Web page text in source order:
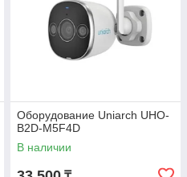
Оборудование Uniarch UHO-
B2D-M5F4D
В наличии